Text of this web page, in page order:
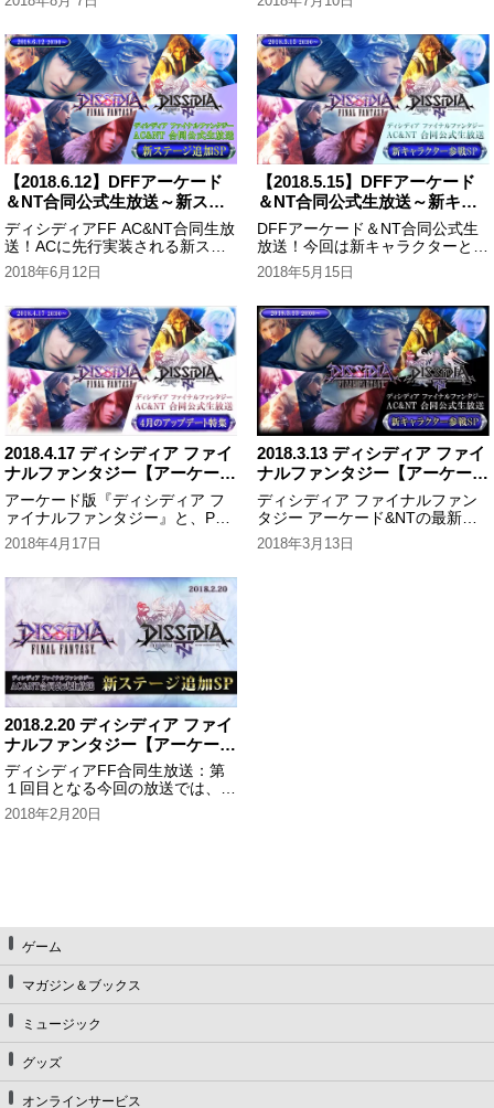
from FINAL FANTASY XV」の映
機でじっくりご紹介しました！
は新キャラ『リノア』の情報を映
声を担当された声優・花澤香菜さ
んからのメッセージも。
【2018.6.12】DFFアーケード
＆NT合同公式生放送～新ステ
ージ追加SP～
ディシディアFF AC&NT合同生放
送！ACに先行実装される新ステ
ージの紹介やNTへのロック参戦
など6月のアップデート情報盛り
シディア関連の最新情報はこの番
組でチェック！
2018年6月12日
【2018.5.15】DFFアーケード
＆NT合同公式生放送～新キャ
ラクター参戦SP～
DFFアーケード＆NT合同公式生
放送！今回は新キャラクターとし
て、FFVIからロックの参戦大発
表！ロックの性能など気になる情
でわいわい実機プレイのコーナー
も。
2018年5月15日
2018.4.17 ディシディア ファイ
ナルファンタジー【アーケード
&NT】合同公式生放送～4月の
アップデート特集～
アーケード版『ディシディア フ
ァイナルファンタジー』と、PS4
版『ディシディア ファイナルフ
ァンタジー NT』の公式合同生放
映像やゲームプレイを交えてご紹
介しました。
2018年4月17日
2018.3.13 ディシディア ファイ
ナルファンタジー【アーケード
&NT】公式生放送～新キャラ
クター参戦SP～
ディシディア ファイナルファン
タジー アーケード&NTの最新情
報として「FF XII」より参戦が決
定した新キャラ「ヴェイン」の詳
2018年3月13日
2018.2.20 ディシディア ファイ
ナルファンタジー【アーケード
&NT】公式生放送～新ステー
ジ追加SP～
ディシディアFF合同生放送：第
１回目となる今回の放送では、新
ステージ追加やキャラクター調整
など、ディシディアFFNT＆アー
2018年2月20日
ゲーム
マガジン＆ブックス
ミュージック
グッズ
オンラインサービス